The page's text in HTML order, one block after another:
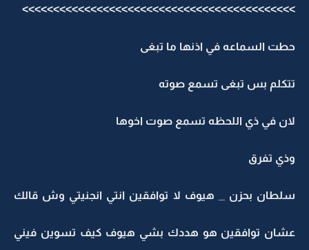
>>>>>>>>>>>>>>>>>>>>>>>>>>>>>>>>>>>>>>>>>>>>
حطت السماعه في اذنها ما تبغى
تتكلم بس تبغى تسمع صوته
لان في ذي اللحظه تسمع صوت اخوها
وذي تفرق
سلطان بحزن _ هيوف لا توافقين انتي انجنيتي وش قالك
عشان توافقين هو هددك بشي هيوف كيف تسوين فيني